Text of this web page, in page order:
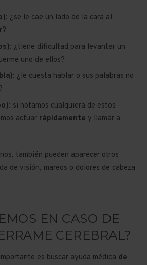
: ¿se le cae un lado de la cara al
: ¿tiene dificultad para levantar un
uno de ellos?
: ¿le cuesta hablar o sus palabras no
: si notamos cualquiera de estos
actuar rápidamente y llamar a
también pueden aparecer otros
de visión, mareos o dolores de cabeza
EN CASO DE
CEREBRAL?
es buscar ayuda médica de